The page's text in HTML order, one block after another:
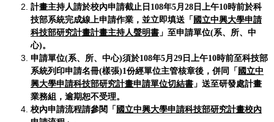
計畫主持人請於校內申請截止日 108年5月 28 日上午10時前於科
技部系統完成線上申請作業，並立即填送「 國立中興大學申請
科技部研究計畫計畫主持人聲明書 」至申請單位(系、所、中
心)。
申請單位(系、所、中心)須於108年5月 29 日上午10時前至科技部
系統列印申請名冊(樣張)1份經單位主管核章後，併同「 國立中
興大學申請科技部研究計畫申請單位切結書 」送至研發處計畫
業務組，逾期恕不受理。
校內申請流程請參閱「 國立中興大學申請科技部研究計畫校內